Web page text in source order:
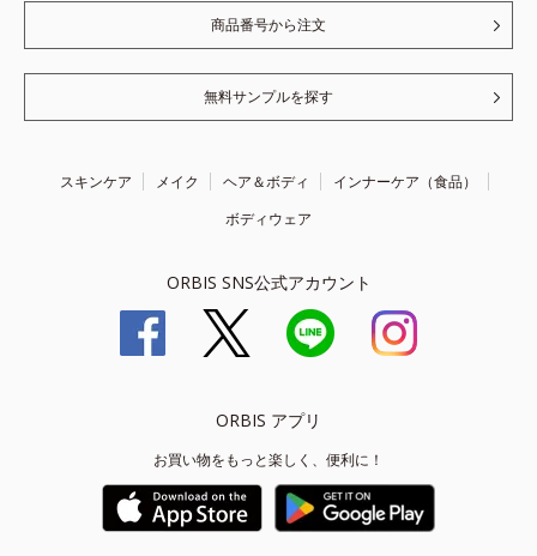
商品番号から注文
無料サンプルを探す
スキンケア メイク ヘア＆ボディ
インナーケア（食品）
ボディウェア
ORBIS SNS公式アカウント
ORBIS アプリ
お買い物をもっと楽しく、便利に！